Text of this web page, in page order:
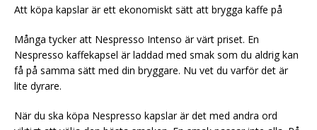
Att köpa kapslar är ett ekonomiskt sätt att brygga kaffe på
Många tycker att Nespresso Intenso är värt priset. En
Nespresso kaffekapsel är laddad med smak som du aldrig kan
få på samma sätt med din bryggare. Nu vet du varför det är
lite dyrare.
När du ska köpa Nespresso kapslar är det med andra ord